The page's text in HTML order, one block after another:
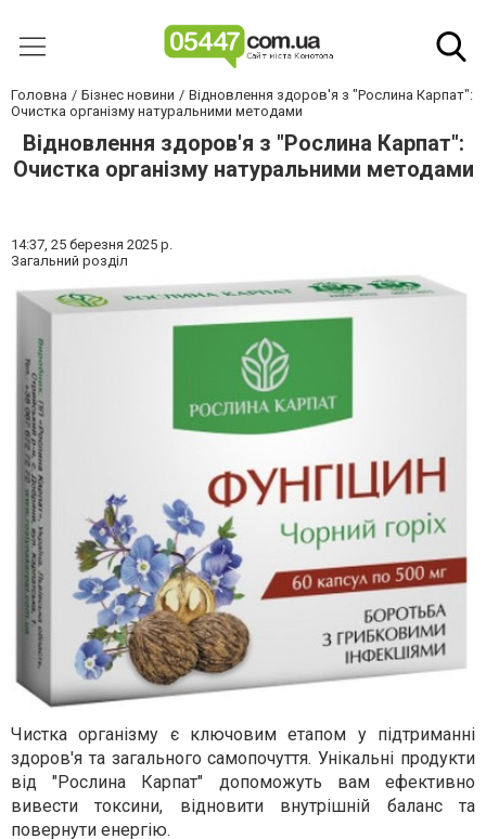
Головна Бізнес новини
Відновлення здоров'я з "Рослина Карпат":
Очистка організму натуральними методами
Відновлення здоров'я з "Рослина Карпат":
Очистка організму натуральними методами
14:37, 25 березня 2025 р.
Загальний розділ
Чистка організму є ключовим етапом у підтриманні
здоров'я та загального самопочуття. Унікальні продукти
від "Рослина Карпат" допоможуть вам ефективно
вивести токсини, відновити внутрішній баланс та
повернути енергію.